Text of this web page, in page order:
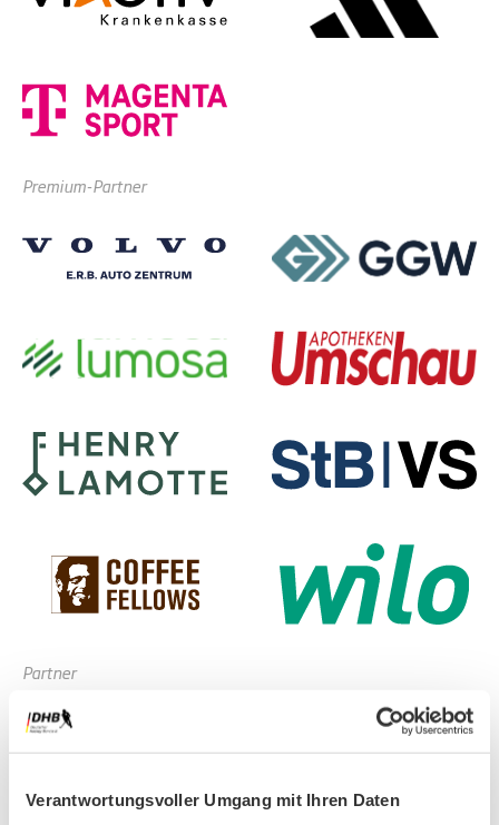
Verantwortungsvoller Umgang mit Ihren Daten
Premium-Partner
Partner